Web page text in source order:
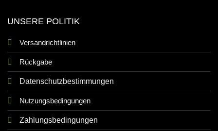
UNSERE POLITIK
Versandrichtlinien
Rückgabe
Datenschutzbestimmungen
Nutzungsbedingungen
Zahlungsbedingungen